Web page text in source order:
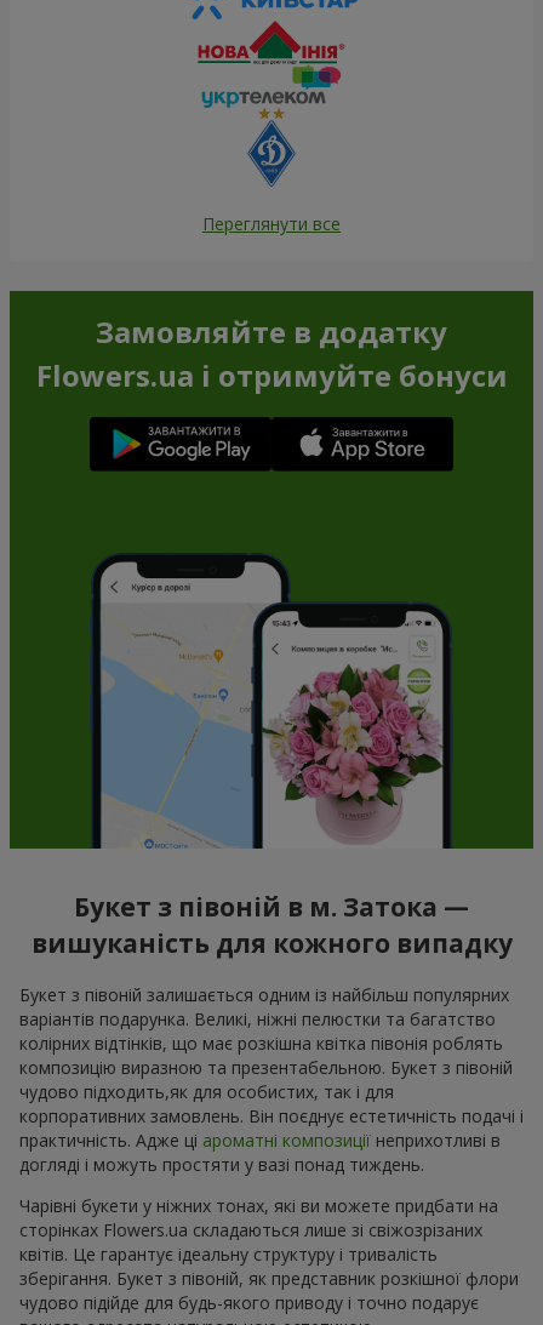
Переглянути все
Замовляйте в додатку
Flowers.ua і отримуйте бонуси
Букет з півоній в м. Затока —
вишуканість для кожного випадку
Букет з півоній залишається одним із найбільш популярних
варіантів подарунка. Великі, ніжні пелюстки та багатство
колірних відтінків, що має розкішна квітка півонія роблять
композицію виразною та презентабельною. Букет з півоній
чудово підходить,як для особистих, так і для
корпоративних замовлень. Він поєднує естетичність подачі і
практичність. Адже ці ароматні композиції неприхотливі в
догляді і можуть простяти у вазі понад тиждень.
Чарівні букети у ніжних тонах, які ви можете придбати на
сторінках Flowers.ua складаються лише зі свіжозрізаних
квітів. Це гарантує ідеальну структуру і тривалість
зберігання. Букет з півоній, як представник розкішної флори
чудово підійде для будь-якого приводу і точно подарує